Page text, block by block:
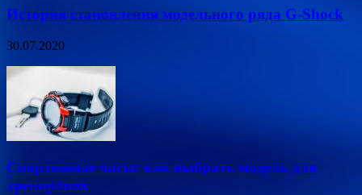
История становления модельного ряда G-Shock
30.07.2020
Спортивные часы: как выбрать модель для
тренировок